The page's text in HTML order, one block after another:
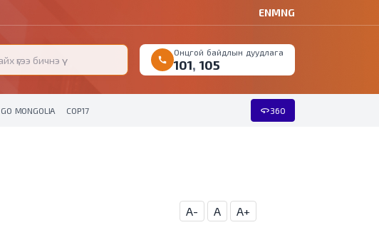
ENMNG
call
Онцгой байдлын дуудлага
101,105
GO MONGOLIA COP17 360360
A- A A+